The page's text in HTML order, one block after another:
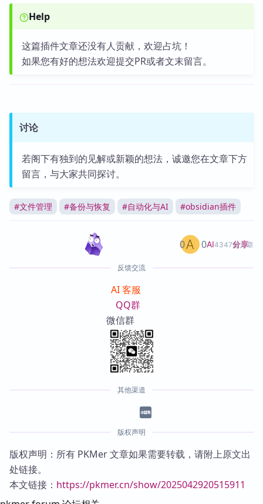
Help
这篇插件文章还没有人贡献，欢迎占坑！
如果您有好的想法欢迎提交PR或者文末留言。
讨论
若阁下有独到的见解或新颖的想法，诚邀您在文章下方
留言，与大家共同探讨。
#文件管理 #备份与恢复 #自动化与AI #obsidian插件
AI4347篇文章
0 0 分享
反馈交流
AI 客服
QQ群
微信群
其他渠道
版权声明
版权声明：所有 PKMer 文章如果需要转载，请附上原文出
处链接。
本文链接： https://pkmer.cn/show/2025042920515911